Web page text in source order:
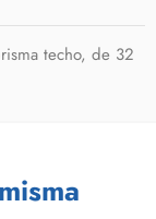
techo, de 32